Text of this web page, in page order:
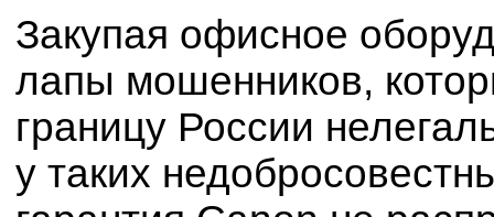
Закупая офисное
лапы мошенников,
границу России
у таких